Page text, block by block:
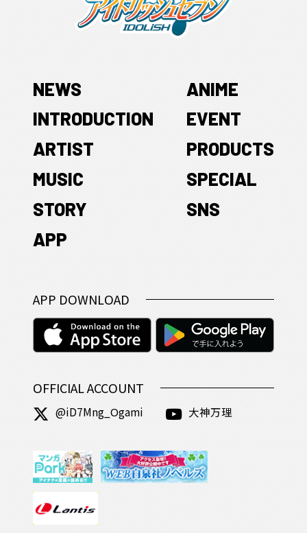
NEWS
INTRODUCTION
ARTIST
MUSIC
STORY
APP
ANIME
EVENT
PRODUCTS
SPECIAL
SNS
APP DOWNLOAD
OFFICIAL ACCOUNT
@iD7Mng_Ogami 大神万理